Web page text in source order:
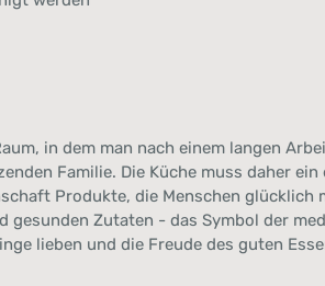
in dem man nach einem langen
Familie. Die Küche muss daher
Produkte, die Menschen glücklich
Zutaten - das Symbol der
lieben und die Freude des guten